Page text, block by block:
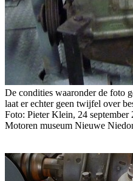
De condities waaronder de foto
laat er echter geen twijfel over
Foto: Pieter Klein, 24 september
Motoren museum Nieuwe